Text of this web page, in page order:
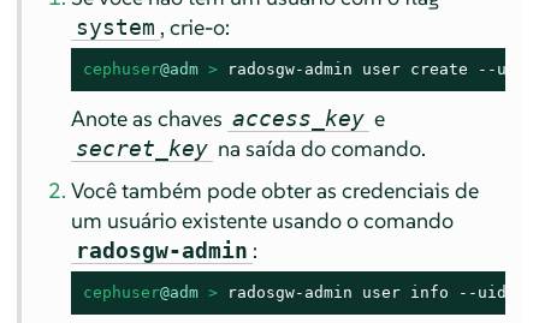
system , crie-o:
cephuser@adm > radosgw-admin user create --uid=
Anote as chaves access_key e
secret_key na saída do comando.
Você também pode obter as credenciais de
um usuário existente usando o comando
radosgw-admin :
cephuser@adm > radosgw-admin user info --uid=